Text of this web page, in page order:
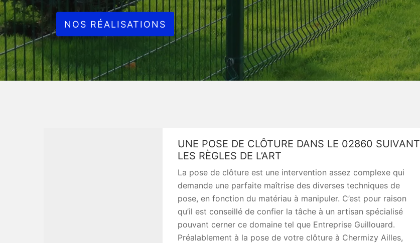
NOS RÉALISATIONS
UNE POSE DE CLÔTURE DANS LE 02860 SUIVANT
LES RÈGLES DE L’ART
La pose de clôture est une intervention assez complexe qui
demande une parfaite maîtrise des diverses techniques de
pose, en fonction du matériau à manipuler. C’est pour raison
qu’il est conseillé de confier la tâche à un artisan spécialisé
pouvant cerner ce domaine tel que Entreprise Guillouard.
Préalablement à la pose de votre clôture à Chermizy Ailles,